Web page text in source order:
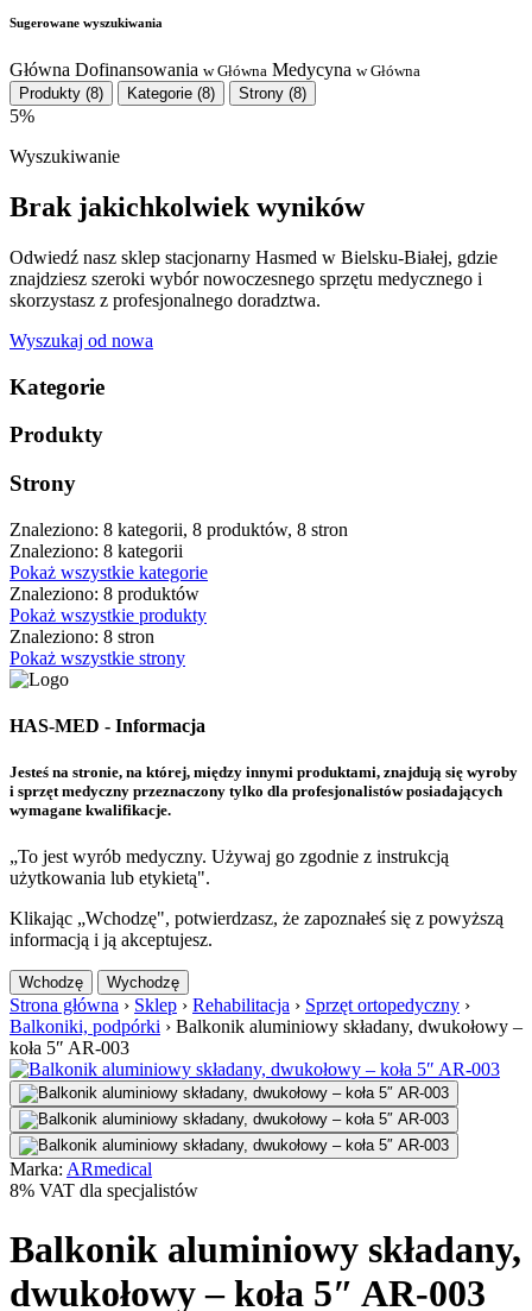
Sugerowane wyszukiwania
Główna Dofinansowania w Główna Medycyna w Główna
Produkty (8) Kategorie (8) Strony (8)
5%
Wyszukiwanie
Brak jakichkolwiek wyników
Odwiedź nasz sklep stacjonarny Hasmed w Bielsku-Białej, gdzie
znajdziesz szeroki wybór nowoczesnego sprzętu medycznego i
skorzystasz z profesjonalnego doradztwa.
Wyszukaj od nowa
Kategorie
Produkty
Strony
Znaleziono: 8 kategorii, 8 produktów, 8 stron
Znaleziono: 8 kategorii
Pokaż wszystkie kategorie
Znaleziono: 8 produktów
Pokaż wszystkie produkty
Znaleziono: 8 stron
Pokaż wszystkie strony
HAS-MED - Informacja
Jesteś na stronie, na której, między innymi produktami, znajdują się wyroby
i sprzęt medyczny przeznaczony tylko dla profesjonalistów posiadających
wymagane kwalifikacje.
„To jest wyrób medyczny. Używaj go zgodnie z instrukcją
użytkowania lub etykietą".
Klikając „Wchodzę", potwierdzasz, że zapoznałeś się z powyższą
informacją i ją akceptujesz.
Wchodzę Wychodzę
Strona główna › Sklep › Rehabilitacja › Sprzęt ortopedyczny ›
Balkoniki, podpórki › Balkonik aluminiowy składany, dwukołowy –
koła 5″ AR-003
Marka: ARmedical
8% VAT dla specjalistów
Balkonik aluminiowy składany,
dwukołowy – koła 5″ AR-003